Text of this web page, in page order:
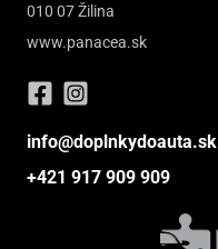
010 07 Žilina
www.panacea.sk
info@doplnkydoauta.sk
+421 917 909 909